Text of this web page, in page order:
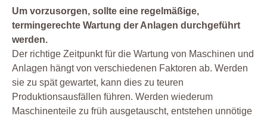
Um vorzusorgen, sollte eine regelmäßige,
termingerechte Wartung der Anlagen durchgeführt
werden.
Der richtige Zeitpunkt für die Wartung von Maschinen und
Anlagen hängt von verschiedenen Faktoren ab. Werden
sie zu spät gewartet, kann dies zu teuren
Produktionsausfällen führen. Werden wiederum
Maschinenteile zu früh ausgetauscht, entstehen unnötige